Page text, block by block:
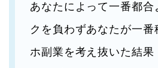
あなたによって一番都合
クを負わずあなたが一番
ホ副業を考え抜いた結果